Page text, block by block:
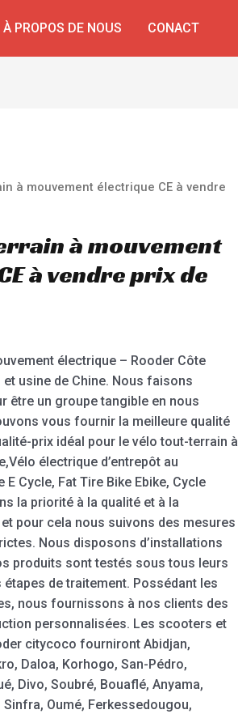
À PROPOS DE NOUS CONACT
à mouvement électrique CE à vendre
à mouvement
à vendre prix de
électrique – Rooder Côte
usine de Chine. Nous faisons
être un groupe tangible en nous
vous fournir la meilleure qualité
prix idéal pour le vélo tout-terrain à
électrique d’entrepôt au
E Cycle, Fat Tire Bike Ebike, Cycle
la priorité à la qualité et à la
pour cela nous suivons des mesures
Nous disposons d’installations
produits sont testés sous tous leurs
de traitement. Possédant les
nous fournissons à nos clients des
personnalisées. Les scooters et
citycoco fourniront Abidjan,
Daloa, Korhogo, San-Pédro,
Divo, Soubré, Bouaflé, Anyama,
Oumé, Ferkessedougou,